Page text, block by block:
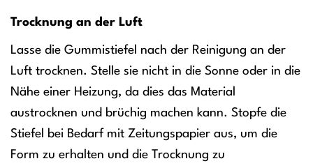
Trocknung an der Luft
Lasse die Gummistiefel nach der Reinigung an der
Luft trocknen. Stelle sie nicht in die Sonne oder in die
Nähe einer Heizung, da dies das Material
austrocknen und brüchig machen kann. Stopfe die
Stiefel bei Bedarf mit Zeitungspapier aus, um die
Form zu erhalten und die Trocknung zu